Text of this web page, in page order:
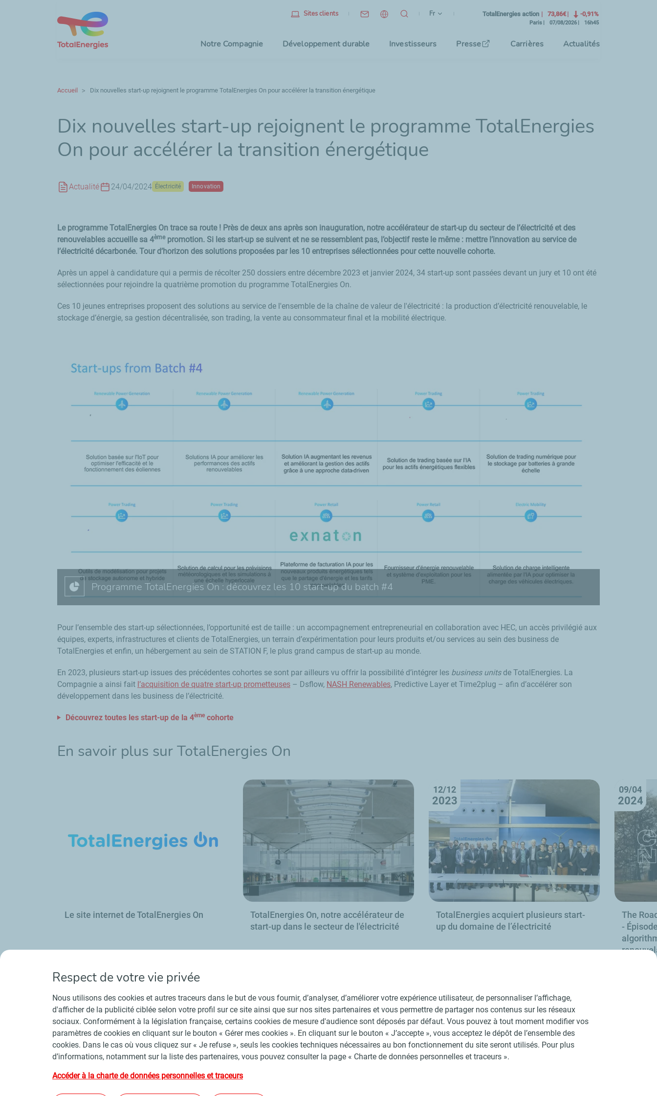
Sites clients Français
(langue Courante)
Fr
Sélectionnez la langue de l'interface
TotalEnergies action 73,86€ -0,91%
Paris 07/08/2026 16h45
Notre Compagnie Développement durable Investisseurs Presse Carrières Actualités
Accueil Dix nouvelles start-up rejoignent le programme TotalEnergies On pour accélérer la transition énergétique
Dix nouvelles start-up rejoignent le programme TotalEnergies
On pour accélérer la transition énergétique
Actualité 24/04/2024 Électricité Innovation
Le programme TotalEnergies On trace sa route ! Près de deux ans après son inauguration, notre accélérateur de start-up du secteur de l’électricité et des
renouvelables accueille sa 4èmepromotion. Si les start-up se suivent et ne se ressemblent pas, l’objectif reste le même : mettre l’innovation au service de
l’électricité décarbonée. Tour d’horizon des solutions proposées par les 10 entreprises sélectionnées pour cette nouvelle cohorte.
Après un appel à candidature qui a permis de récolter 250 dossiers entre décembre 2023 et janvier 2024, 34 start-up sont passées devant un jury et 10 ont été
sélectionnées pour rejoindre la quatrième promotion du programme TotalEnergies On.
Ces 10 jeunes entreprises proposent des solutions au service de l'ensemble de la chaîne de valeur de l'électricité : la production d’électricité renouvelable, le
stockage d’énergie, sa gestion décentralisée, son trading, la vente au consommateur final et la mobilité électrique.
Programme TotalEnergies On : découvrez les 10 start-up du batch #4
Pour l’ensemble des start-up sélectionnées, l’opportunité est de taille : un accompagnement entrepreneurial en collaboration avec HEC, un accès privilégié aux
équipes, experts, infrastructures et clients de TotalEnergies, un terrain d’expérimentation pour leurs produits et/ou services au sein des business de
TotalEnergies et enfin, un hébergement au sein de STATION F, le plus grand campus de start-up au monde.
En 2023, plusieurs start-up issues des précédentes cohortes se sont par ailleurs vu offrir la possibilité d’intégrer les business unitsde TotalEnergies. La
Compagnie a ainsi fait l’acquisition de quatre start-up prometteuses – Dsflow, NASH Renewables, Predictive Layer et Time2plug – afin d’accélérer son
développement dans les business de l’électricité.
Découvrez toutes les start-up de la 4ème cohorte
En savoir plus sur TotalEnergies On
Le site internet de TotalEnergies On
TotalEnergies On, notre accélérateur de
start-up dans le secteur de l'électricité
12/12
2023
TotalEnergies acquiert plusieurs start-
up du domaine de l’électricité
09/04
2024
The
-
Diapositive
précédente
Diapositive
suivante
Fournisseurs Espace presse Conditions Générales d’Utilisation
Respect de votre vie privée
Nous utilisons des cookies et autres traceurs dans le but de vous fournir, d’analyser, d’améliorer votre expérience utilisateur, de personnaliser l’affichage,
d'afficher de la publicité ciblée selon votre profil sur ce site ainsi que sur nos sites partenaires et vous permettre de partager nos contenus sur les réseaux
sociaux. Conformément à la législation française, certains cookies de mesure d'audience sont déposés par défaut. Vous pouvez à tout moment modifier vos
paramètres de cookies en cliquant sur le bouton « Gérer mes cookies ». En cliquant sur le bouton « J’accepte », vous acceptez le dépôt de l’ensemble des
cookies. Dans le cas où vous cliquez sur « Je refuse », seuls les cookies techniques nécessaires au bon fonctionnement du site seront utilisés. Pour plus
d’informations, notamment sur la liste des partenaires, vous pouvez consulter la page « Charte de données personnelles et traceurs ».
Accéder à la charte de données personnelles et traceurs